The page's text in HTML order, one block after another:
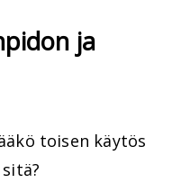
ja
toisen käytös